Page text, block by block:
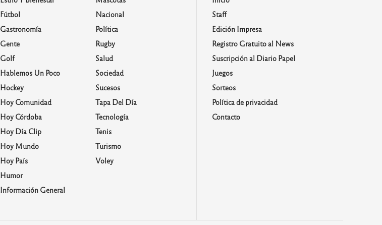
Fútbol
Gastronomía
Gente
Golf
Hablemos Un Poco
Hockey
Hoy Comunidad
Hoy Córdoba
Hoy Día Clip
Hoy Mundo
Hoy País
Humor
Información General
Nacional
Política
Rugby
Salud
Sociedad
Sucesos
Tapa Del Día
Tecnología
Tenis
Turismo
Voley
Staff
Edición Impresa
Registro Gratuito al News
Suscripción al Diario Papel
Juegos
Sorteos
Política de privacidad
Contacto